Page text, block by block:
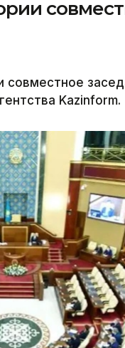
совместное
Kazinform.